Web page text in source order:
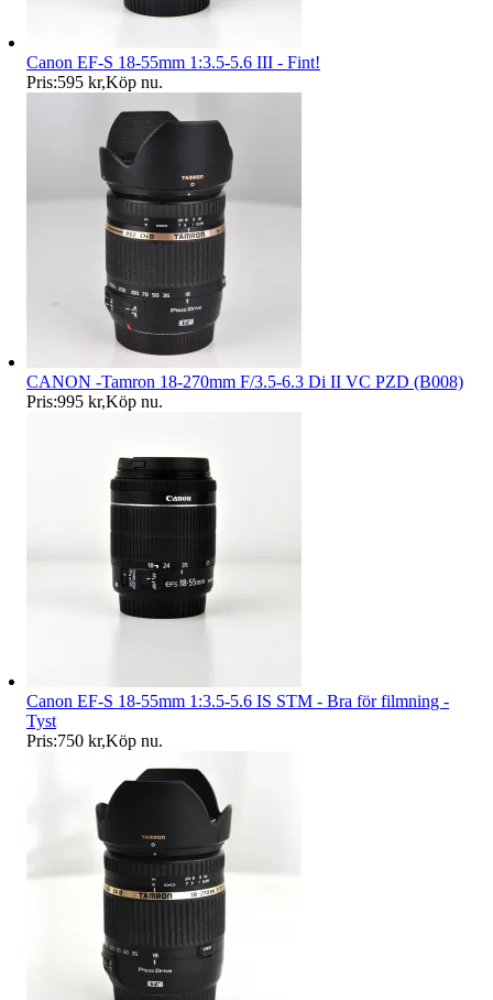
Canon EF-S 18-55mm 1:3.5-5.6 III - Fint!
Pris:595 kr,Köp nu.
CANON -Tamron 18-270mm F/3.5-6.3 Di II VC PZD (B008)
Pris:995 kr,Köp nu.
Canon EF-S 18-55mm 1:3.5-5.6 IS STM - Bra för filmning -
Tyst
Pris:750 kr,Köp nu.